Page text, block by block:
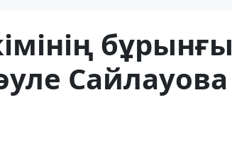
бұрынғы
Сайлауова